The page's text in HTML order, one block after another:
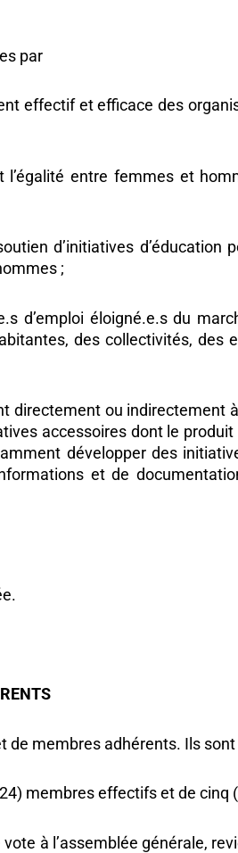
par
effectif et efficace des
l’égalité entre femmes et
d’initiatives d’éducation
;
d’emploi éloigné.e.s du
des collectivités, des
directement ou indirectement
accessoires dont le
développer des
et de
de membres adhérents. Ils
membres effectifs et de cinq
à l’assemblée générale,